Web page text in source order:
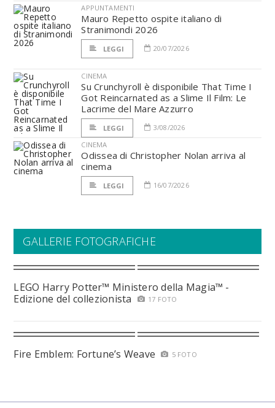
APPUNTAMENTI
Mauro Repetto ospite italiano di
Stranimondi 2026
LEGGI 20/07/2026
CINEMA
Su Crunchyroll è disponibile That Time I
Got Reincarnated as a Slime Il Film: Le
Lacrime del Mare Azzurro
LEGGI
3/08/2026
CINEMA
Odissea di Christopher Nolan arriva al
cinema
LEGGI 16/07/2026
GALLERIE FOTOGRAFICHE
LEGO Harry Potter™ Ministero della Magia™ -
Edizione del collezionista
17 FOTO
Fire Emblem: Fortune’s Weave 5 FOTO